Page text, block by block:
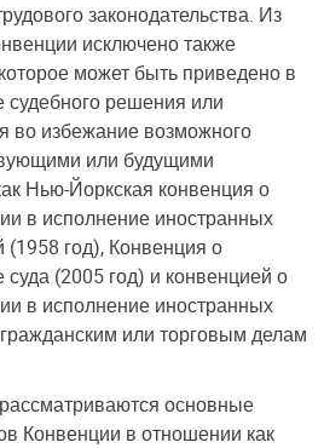
законодательства. Из
исключено также
может быть приведено в
судебного решения или
во избежание возможного
или будущими
Нью-Йоркская конвенция о
в исполнение иностранных
год), Конвенция о
(2005 год) и конвенцией о
в исполнение иностранных
или торговым делам
основные
Конвенции в отношении как